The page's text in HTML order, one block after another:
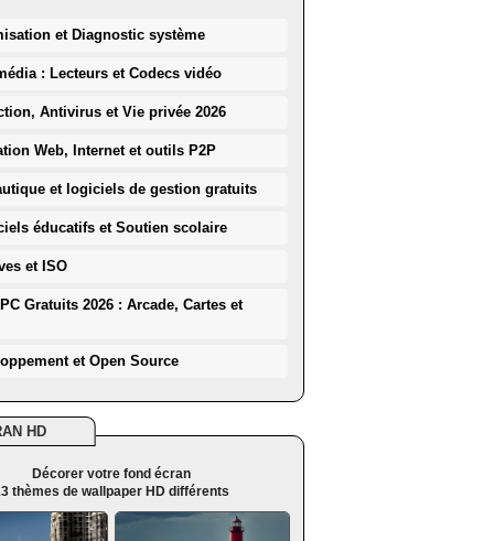
et Diagnostic système
: Lecteurs et Codecs vidéo
Antivirus et Vie privée 2026
Web, Internet et outils P2P
et logiciels de gestion gratuits
éducatifs et Soutien scolaire
et ISO
Gratuits 2026 : Arcade, Cartes et
et Open Source
HD
Décorer votre fond écran
thèmes de wallpaper HD différents